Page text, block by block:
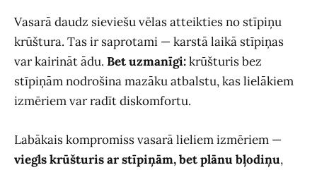
Vasarā daudz sieviešu vēlas atteikties no stīpiņu
krūštura. Tas ir saprotami — karstā laikā stīpiņas
var kairināt ādu. Bet uzmanīgi:krūšturis bez
stīpiņām nodrošina mazāku atbalstu, kas lielākiem
izmēriem var radīt diskomfortu.
Labākais kompromiss vasarā lieliem izmēriem —
viegls krūšturis ar stīpiņām, bet plānu bļodiņu,